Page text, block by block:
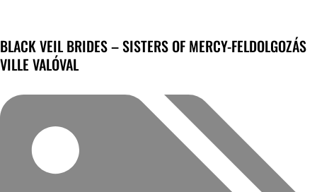
BLACK VEIL BRIDES – SISTERS OF MERCY-FELDOLGOZÁS
VILLE VALÓVAL